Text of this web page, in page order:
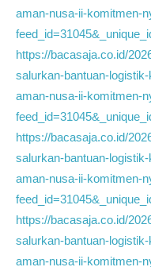
aman-nusa-ii-komitmen-
https://bacasaja.co.id/
salurkan-bantuan-
aman-nusa-ii-komitmen-
https://bacasaja.co.id/
salurkan-bantuan-
aman-nusa-ii-komitmen-
https://bacasaja.co.id/
salurkan-bantuan-
aman-nusa-ii-komitmen-